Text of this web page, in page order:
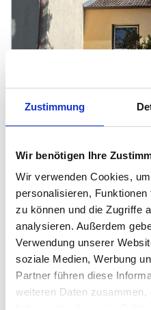
Zustimmung
Wir benötigen Ihre
Wir verwenden Cookies,
personalisieren,
zu können und die Zugriffe
analysieren. Außerdem
Verwendung unserer
soziale Medien, Werbung
Partner führen diese
weiteren Daten zusammen,